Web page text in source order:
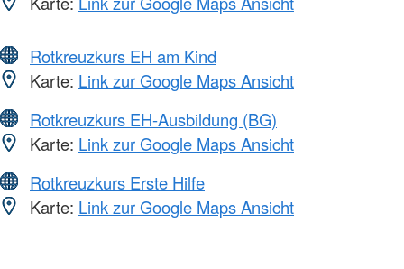
Rotkreuzkurs EH am Kind
Karte: Link zur Google Maps Ansicht
Rotkreuzkurs EH-Ausbildung (BG)
Karte: Link zur Google Maps Ansicht
Rotkreuzkurs Erste Hilfe
Karte: Link zur Google Maps Ansicht